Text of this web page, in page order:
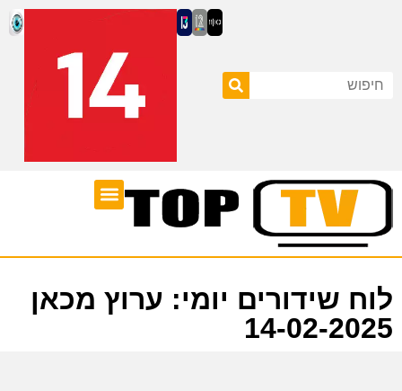
לוח שידורים יומי: ערוץ מכאן
14-02-2025